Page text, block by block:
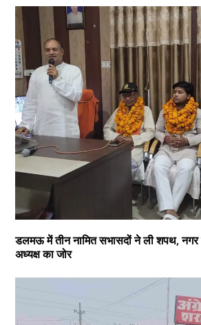
डलमऊ में तीन नामित सभासदों ने ली शपथ, नगर
अध्यक्ष का जोर